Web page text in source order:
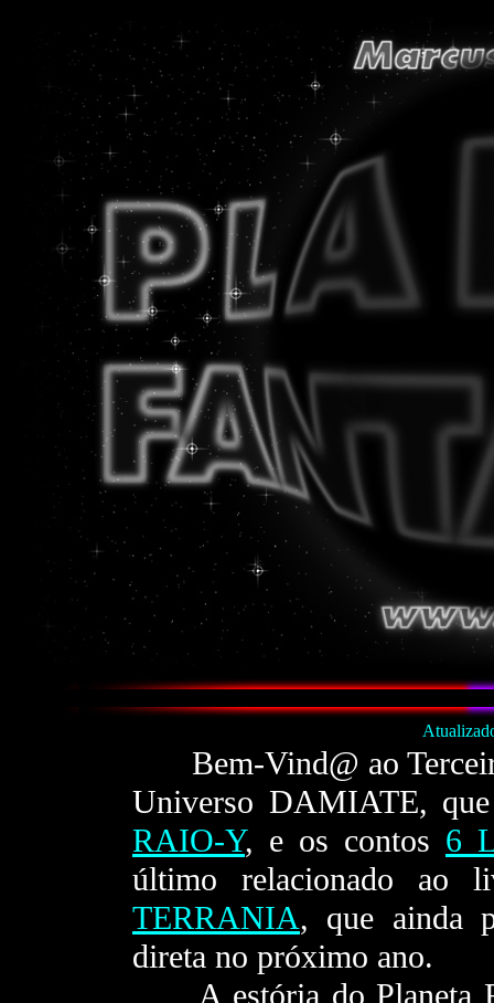
Bem-Vind@ ao
Universo DAMIATE,
RAIO-Y, e os contos 6
último relacionado ao
TERRANIA, que ainda
direta no próximo ano.
A estória do Planeta